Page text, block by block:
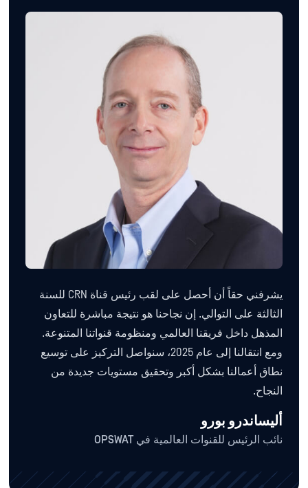
يشرفني حقاً أن أحصل على لقب رئيس قناة CRN للسنة
الثالثة على التوالي. إن نجاحنا هو نتيجة مباشرة للتعاون
المذهل داخل فريقنا العالمي ومنظومة قنواتنا المتنوعة.
ومع انتقالنا إلى عام 2025، سنواصل التركيز على توسيع
نطاق أعمالنا بشكل أكبر وتحقيق مستويات جديدة من
النجاح.
أليساندرو بورو
نائب الرئيس للقنوات العالمية في OPSWAT